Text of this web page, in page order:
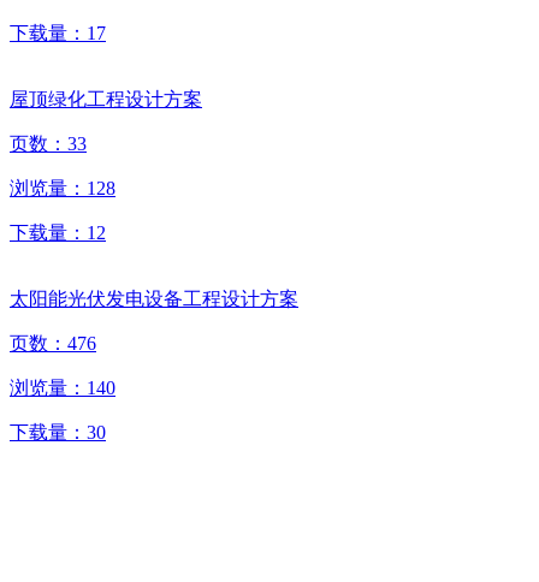
下载量： 17
屋顶绿化工程设计方案
页数： 33
浏览量： 128
下载量： 12
太阳能光伏发电设备工程设计方案
页数： 476
浏览量： 140
下载量： 30